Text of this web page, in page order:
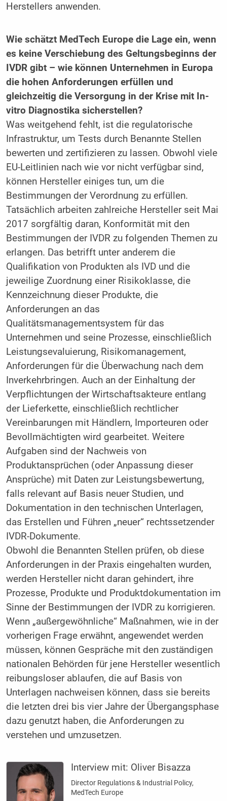
Herstellers anwenden.
Wie schätzt MedTech Europe die Lage ein, wenn
es keine Verschiebung des Geltungsbeginns der
IVDR gibt – wie können Unternehmen in Europa
die hohen Anforderungen erfüllen und
gleichzeitig die Versorgung in der Krise mit In-
vitro ­Diagnostika sicherstellen?
Was weitgehend fehlt, ist die regulatorische
Infrastruktur, um Tests durch Benannte Stellen
bewerten und zertifizieren zu lassen. Obwohl viele
EU-Leitlinien nach wie vor nicht verfügbar sind,
können Hersteller einiges tun, um die
Bestimmungen der Verordnung zu erfüllen.
Tatsächlich arbeiten zahlreiche Hersteller seit Mai
2017 sorgfältig daran, Konformität mit den
Bestimmungen der IVDR zu folgenden Themen zu
erlangen. Das betrifft unter anderem die
Qualifikation von Produkten als IVD und die
jeweilige Zuordnung einer Risikoklasse, die
Kennzeichnung dieser Produkte, die
Anforderungen an das
Qualitätsmanagementsystem für das
Unternehmen und seine Prozesse, einschließlich
Leistungsevaluierung, Risikomanagement,
Anforderungen für die Überwachung nach dem
Inverkehrbringen. Auch an der Einhaltung der
Verpflichtungen der Wirtschaftsakteure entlang
der Lieferkette, einschließlich rechtlicher
Vereinbarungen mit Händlern, Importeuren oder
Bevollmächtigten wird gearbeitet. Weitere
Aufgaben sind der Nachweis von
Produktansprüchen (oder Anpassung dieser
Ansprüche) mit Daten zur Leistungsbewertung,
falls relevant auf Basis neuer Studien, und
Dokumentation in den technischen Unterlagen,
das Erstellen und Führen „neuer“ rechtssetzender
IVDR-Dokumente.
Obwohl die Benannten Stellen prüfen, ob diese
Anforderungen in der Praxis eingehalten wurden,
werden Hersteller nicht daran gehindert, ihre
Prozesse, Produkte und Produktdokumentation im
Sinne der Bestimmungen der IVDR zu korrigieren.
Wenn „außergewöhnliche“ Maßnahmen, wie in der
vorherigen Frage erwähnt, angewendet werden
müssen, können Gespräche mit den zuständigen
nationalen Behörden für jene Hersteller wesentlich
reibungsloser ablaufen, die auf Basis von
Unterlagen nachweisen können, dass sie bereits
die letzten drei bis vier Jahre der Übergangsphase
dazu genutzt haben, die Anforderungen zu
verstehen und umzusetzen.
Interview mit: Oliver Bisazza
Director Regulations & Industrial Policy,
MedTech Europe